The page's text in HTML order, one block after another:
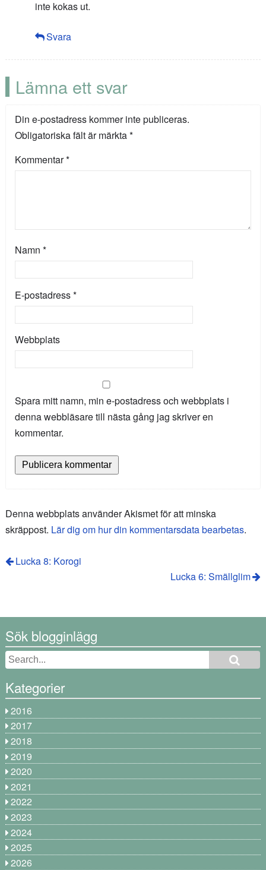
inte kokas ut.
Svara
Lämna ett svar
Din e-postadress kommer inte publiceras.
Obligatoriska fält är märkta*
Kommentar*
Namn *
E-postadress*
Webbplats
Spara mitt namn, min e-postadress och webbplats i
denna webbläsare till nästa gång jag skriver en
kommentar.
Denna webbplats använder Akismet för att minska
skräppost. Lär dig om hur din kommentarsdata bearbetas.
Lucka 8: Korogi
Lucka 6: Smällglim
Sök blogginlägg
Kategorier
2016
2017
2018
2019
2020
2021
2022
2023
2024
2025
2026